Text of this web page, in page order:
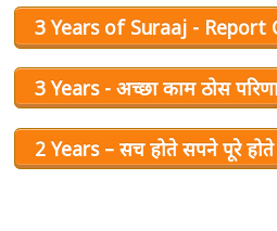
3 Years of Suraaj - Report
3 Years - अच्छा काम ठोस
2 Years – सच होते सपने पूरे होते